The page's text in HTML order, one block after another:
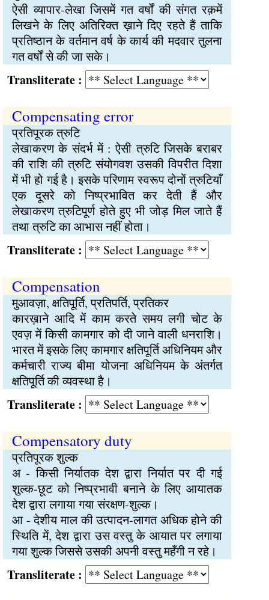
ऐसी व्यापार-लेखा जिसमें गत वर्षों की संगत रक़में
लिखने के लिए अतिरिक्त ख़ाने दिए रहते हैं ताकि
प्रतिष्ठान के वर्तमान वर्ष के कार्य की मदवार तुलना
गत वर्षों से की जा सके।
:
Compensating error
प्रतिपूरक त्रुटि
लेखाकरण के संदर्भ में : ऐसी त्रुटि जिसके बराबर
की राशि की त्रुटि संयोगवश उसकी विपरीत दिशा
में भी हो गई है। इसके परिणाम स्वरूप दोनों त्रुटियाँ
एक दूसरे को निष्प्रभावित कर देती हैं और
लेखाकरण त्रुटिपूर्ण होते हुए भी जोड़ मिल जाते हैं
तथा त्रुटि का आभास नहीं होता।
:
Compensation
मुआवज़ा, क्षतिपूर्ति, प्रतिपर्ति, प्रतिकर
कारख़ाने आदि में काम करते समय लगी चोट के
एवज़ में किसी कामगार को दी जाने वाली धनराशि।
भारत में इसके लिए कामगार क्षतिपूर्ति अधिनियम और
कर्मचारी राज्य बीमा योजना अधिनियम के अंतर्गत
क्षतिपूर्ति की व्यवस्था है।
:
Compensatory duty
प्रतिपूरक शुल्क
अ - किसी निर्यातक देश द्वारा निर्यात पर दी गई
शुल्क-छूट को निष्प्रभावी बनाने के लिए आयातक
देश द्वारा लगाया गया संरक्षण-शुल्क।
आ - देशीय माल की उत्पादन-लागत अधिक होने की
स्थिति में, देश द्वारा उस वस्तु के आयात पर लगाया
गया शुल्क जिससे उसकी अपनी वस्तु महँगी न रहे।
: